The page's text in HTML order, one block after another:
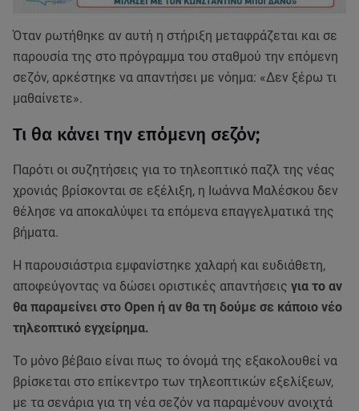
Όταν ρωτήθηκε αν αυτή η στήριξη μεταφράζεται και σε
παρουσία της στο πρόγραμμα του σταθμού την επόμενη
σεζόν, αρκέστηκε να απαντήσει με νόημα: «Δεν ξέρω τι
μαθαίνετε».
Τι θα κάνει την επόμενη σεζόν;
Παρότι οι συζητήσεις για το τηλεοπτικό παζλ της νέας
χρονιάς βρίσκονται σε εξέλιξη, η Ιωάννα Μαλέσκου δεν
θέλησε να αποκαλύψει τα επόμενα επαγγελματικά της
βήματα.
Η παρουσιάστρια εμφανίστηκε χαλαρή και ευδιάθετη,
αποφεύγοντας να δώσει οριστικές απαντήσεις για το αν
θα παραμείνει στο Open ή αν θα τη δούμε σε κάποιο νέο
τηλεοπτικό εγχείρημα.
Το μόνο βέβαιο είναι πως το όνομά της εξακολουθεί να
βρίσκεται στο επίκεντρο των τηλεοπτικών εξελίξεων,
με τα σενάρια για τη νέα σεζόν να παραμένουν ανοιχτά